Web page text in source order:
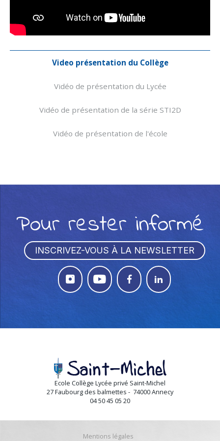
Navigation
Video présentation du Collège
Vidéo de présentation du Lycée
Vidéo de présentation de la série STI2D
Vidéo de présentation de l'école
Pour rester informé
INSCRIVEZ-VOUS À LA NEWSLETTER
   
Ecole Collège Lycée privé Saint-Michel
27 Faubourg des balmettes - 74000 Annecy
04 50 45 05 20
Mentions légales